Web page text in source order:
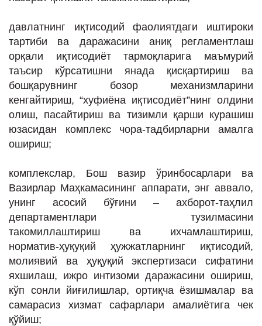
давлатнинг иқтисодий фаолиятдаги иштироки
тартиби ва даражасини аниқ регламентлаш
орқали иқтисодиёт тармоқларига маъмурий
таъсир кўрсатишни янада қисқартириш ва
бошқарувнинг бозор механизмларини
кенгайтириш, “хуфиёна иқтисодиёт”нинг олдини
олиш, пасайтириш ва тизимли қарши курашиш
юзасидан комплекс чора-тадбирларни амалга
ошириш;
комплекслар, Бош вазир ўринбосарлари ва
Вазирлар Маҳкамасининг аппарати, энг аввало,
унинг асосий бўғини – ахборот-таҳлил
департаментлари тузилмасини
такомиллаштириш ва ихчамлаштириш,
норматив-ҳуқуқий ҳужжатларнинг иқтисодий,
молиявий ва ҳуқуқий экспертизаси сифатини
яхшилаш, ижро интизоми даражасини ошириш,
кўп сонли йиғилишлар, ортиқча ёзишмалар ва
самарасиз хизмат сафарлари амалиётига чек
қўйиш;